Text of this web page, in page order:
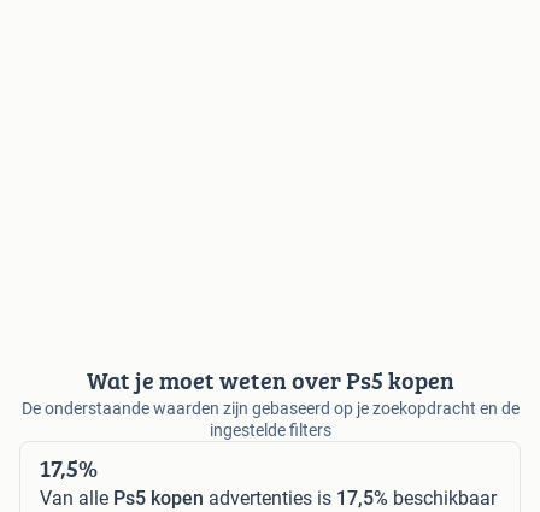
Wat je moet weten over Ps5 kopen
De onderstaande waarden zijn gebaseerd op je zoekopdracht en de
ingestelde filters
17,5%
Van alle Ps5 kopen advertenties is 17,5% beschikbaar